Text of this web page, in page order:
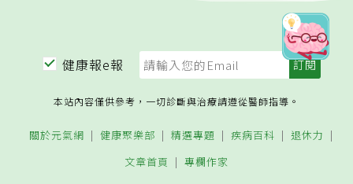
健康報e報
本站內容僅供參考，一切診斷與治療請遵從醫師指導。
關於元氣網 健康聚樂部 精選專題 疾病百科
退休力
文章首頁
專欄作家